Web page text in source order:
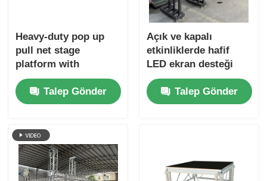
Alüminyum cıvata kare kafesi
Alüminyum kafes sistemi
Alüminyum sahne platformu
Kalabalık Barikatları
Heavy-duty pop up
pull net stage
platform with
foldable structure,
convenient for
transport and
event companies,
schools, churches
and wedding
planners, factory
Talep Gönder
Açık ve kapalı
etkinliklerde hafif
LED ekran desteği
için katlanabilir
yüksek dayanıklı
alüminyum alaşımlı
Talep Gönder